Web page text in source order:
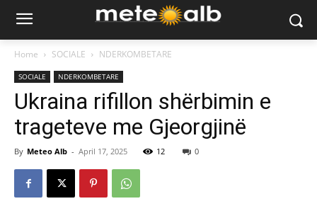
Home SOCIALE NDERKOMBETARE
SOCIALE NDERKOMBETARE
Ukraina rifillon shërbimin e
trageteve me Gjeorgjinë
By Meteo Alb - April 17, 2025 12 0